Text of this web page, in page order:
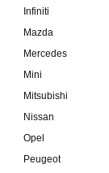
Infiniti
Mazda
Mercedes
Mini
Mitsubishi
Nissan
Opel
Peugeot